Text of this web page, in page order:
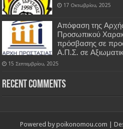
17 Οκτωβρίου, 2025
Απόφαση της
Προσωπικού
πρόσβασης σε
Α.Π.Σ. σε
15 Σεπτεμβρίου, 2025
Recent Comments
Powered by poikonomou.com |